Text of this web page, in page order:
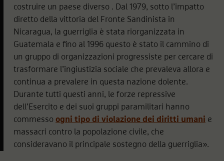
costruire un paese diverso . Dal 1979, sotto l’impatto
diretto della vittoria del Fronte Sandinista in
Nicaragua, la guerriglia è stata riorganizzata in
Guatemala e fino al 1996 questo è stato il cammino di
un gruppo di organizzazioni progressiste per cercare di
trasformare l’ingiustizia sociale che prevaleva allora e
continua a prevalere in questa nazione dolente.
Durante tutti questi anni, le forze repressive
dell’Esercito e dei suoi gruppi paramilitari hanno
commesso ogni tipo di violazione dei diritti umani e
massacri contro la popolazione civile, che
consideravano il principale sostegno della guerriglia».